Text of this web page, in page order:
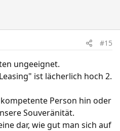
#15
ungeeignet.
ist lächerlich hoch 2.
Person hin oder
Souveränität.
dar, wie gut man sich auf